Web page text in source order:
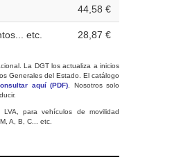
44,58 €
etc. 28,87 €
La DGT los actualiza a inicios
Generales del Estado. El catálogo
aquí (PDF) . Nosotros solo
para vehículos de movilidad
A, B, C... etc.